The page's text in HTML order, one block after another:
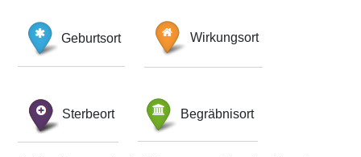
Geburtsort Wirkungsort
Sterbeort Begräbnisort